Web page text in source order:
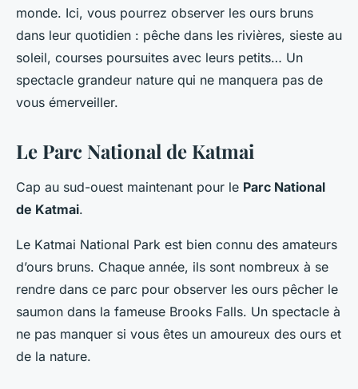
monde. Ici, vous pourrez observer les ours bruns
dans leur quotidien : pêche dans les rivières, sieste au
soleil, courses poursuites avec leurs petits… Un
spectacle grandeur nature qui ne manquera pas de
vous émerveiller.
Le Parc National de Katmai
Cap au sud-ouest maintenant pour le Parc National
de Katmai.
Le Katmai National Park est bien connu des amateurs
d’ours bruns. Chaque année, ils sont nombreux à se
rendre dans ce parc pour observer les ours pêcher le
saumon dans la fameuse Brooks Falls. Un spectacle à
ne pas manquer si vous êtes un amoureux des ours et
de la nature.